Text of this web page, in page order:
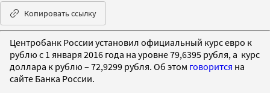
Копировать ссылку
Центробанк России установил официальный курс евро к
рублю с 1 января 2016 года на уровне 79,6395 рубля, а курс
доллара к рублю – 72,9299 рубля. Об этом говорится на
сайте Банка России.